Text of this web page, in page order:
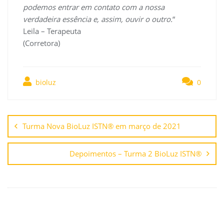
podemos entrar em contato com a nossa
verdadeira essência e, assim, ouvir o outro.“
Leila – Terapeuta
(Corretora)
bioluz 0
de
PostTurma Nova BioLuz ISTN® em março de 2021
Depoimentos – Turma 2 BioLuz ISTN®